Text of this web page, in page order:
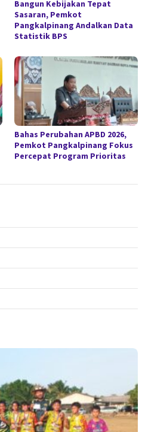
Bangun Kebijakan Tepat
Sasaran, Pemkot
Pangkalpinang Andalkan Data
Statistik BPS
Bahas Perubahan APBD 2026,
Pemkot Pangkalpinang Fokus
Percepat Program Prioritas